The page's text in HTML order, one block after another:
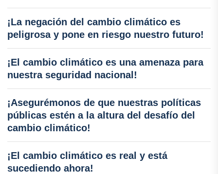
¡La negación del cambio climático es
peligrosa y pone en riesgo nuestro futuro!
¡El cambio climático es una amenaza para
nuestra seguridad nacional!
¡Asegurémonos de que nuestras políticas
públicas estén a la altura del desafío del
cambio climático!
¡El cambio climático es real y está
sucediendo ahora!